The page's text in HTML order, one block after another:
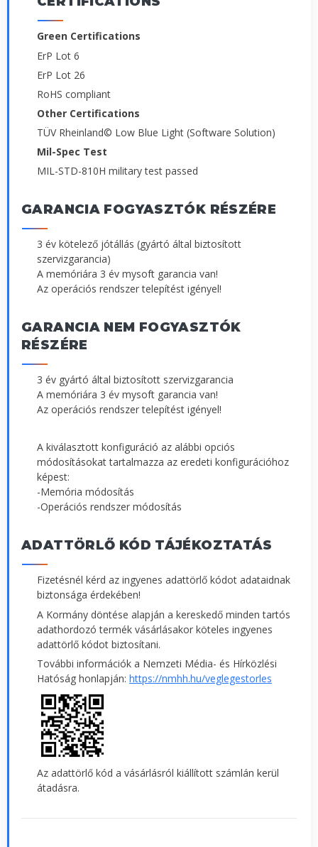
Green Certifications
ErP Lot 6
ErP Lot 26
RoHS compliant
Other Certifications
TÜV Rheinland© Low Blue Light (Software Solution)
Mil-Spec Test
MIL-STD-810H military test passed
GARANCIA FOGYASZTÓK RÉSZÉRE
3 év kötelező jótállás (gyártó által biztosított
szervizgarancia)
A memóriára 3 év mysoft garancia van!
Az operációs rendszer telepítést igényel!
GARANCIA NEM FOGYASZTÓK
RÉSZÉRE
3 év gyártó által biztosított szervizgarancia
A memóriára 3 év mysoft garancia van!
Az operációs rendszer telepítést igényel!
A kiválasztott konfiguráció az alábbi opciós
módosításokat tartalmazza az eredeti konfigurációhoz
képest:
-Memória módosítás
-Operációs rendszer módosítás
ADATTÖRLŐ KÓD TÁJÉKOZTATÁS
Fizetésnél kérd az ingyenes adattörlő kódot adataidnak
biztonsága érdekében!
A Kormány döntése alapján a kereskedő minden tartós
adathordozó termék vásárlásakor köteles ingyenes
adattörlő kódot biztosítani.
További információk a Nemzeti Média- és Hírközlési
Hatóság honlapján: https://nmhh.hu/veglegestorles
Az adattörlő kód a vásárlásról kiállított számlán kerül
átadásra.